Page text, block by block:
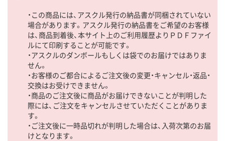
・この商品には、アスクル発行の納品書が同梱されていない
場合があります。アスクル発行の納品書をご希望のお客様
は、商品到着後、本サイト上のご利用履歴よりＰＤＦファイ
ルにて印刷することが可能です。
・アスクルのダンボールもしくは袋でのお届けではありま
せん。
・お客様のご都合によるご注文後の変更・キャンセル・返品・
交換はお受けできません。
・商品のご注文後に商品がお届けできないことが判明した
際には、ご注文をキャンセルさせていただくことがありま
す。
・ご注文後に一時品切れが判明した場合は、入荷次第のお届
けとなります。